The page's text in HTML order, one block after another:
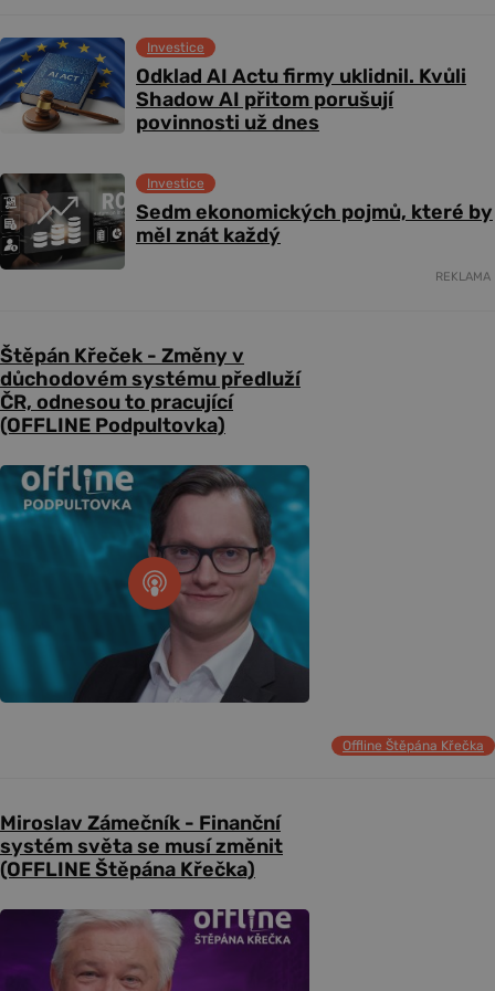
Odklad AI Actu firmy uklidnil. Kvůli
Shadow AI přitom porušují
povinnosti už dnes
Investice
Sedm ekonomických pojmů, které by
měl znát každý
Investice
REKLAMA
Štěpán Křeček - Změny v
důchodovém systému předluží
ČR, odnesou to pracující
(OFFLINE Podpultovka)
Offline Štěpána Křečka
Miroslav Zámečník - Finanční
systém světa se musí změnit
(OFFLINE Štěpána Křečka)